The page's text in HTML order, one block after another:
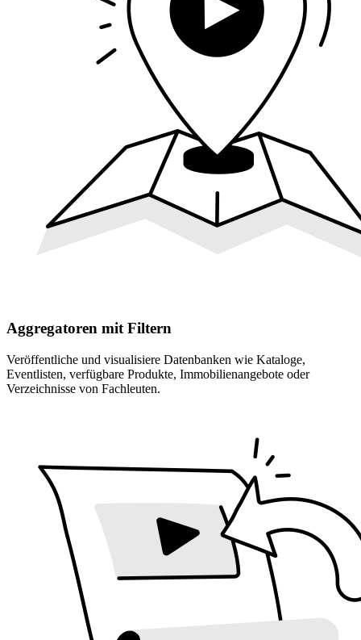
Aggregatoren mit Filtern
Veröffentliche und visualisiere Datenbanken wie Kataloge,
Eventlisten, verfügbare Produkte, Immobilienangebote oder
Verzeichnisse von Fachleuten.